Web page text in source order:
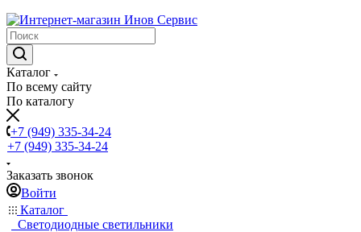
Каталог
По всему сайту
По каталогу
+7 (949) 335-34-24
+7 (949) 335-34-24
Заказать звонок
Войти
Каталог
Светодиодные светильники